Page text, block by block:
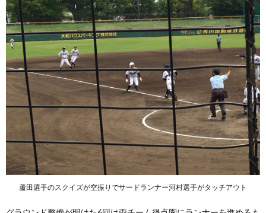
蘆田選手のスクイズが空振りでサードランナー河村選手がタッチアウト